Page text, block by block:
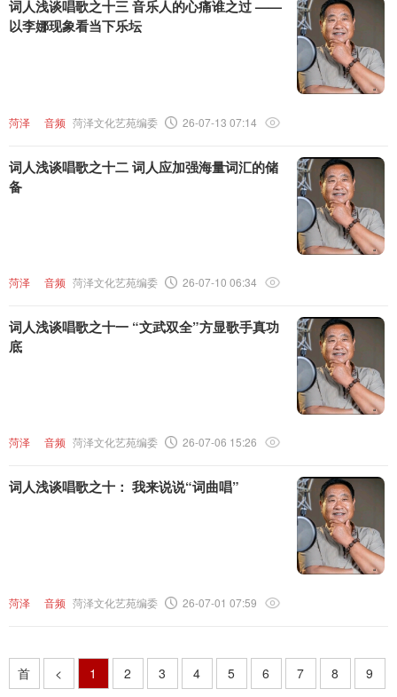
词人浅谈唱歌之十三 音乐人的心痛谁之过 ——
以李娜现象看当下乐坛
菏泽 音频 菏泽文化艺苑编委 26-07-13 07:14
词人浅谈唱歌之十二 词人应加强海量词汇的储
备
菏泽 音频 菏泽文化艺苑编委 26-07-10 06:34
词人浅谈唱歌之十一 “文武双全”方显歌手真功
底
菏泽 音频 菏泽文化艺苑编委 26-07-06 15:26
词人浅谈唱歌之十： 我来说说“词曲唱”
菏泽 音频 菏泽文化艺苑编委 26-07-01 07:59
首 < 1 2 3 4 5 6 7 8 9